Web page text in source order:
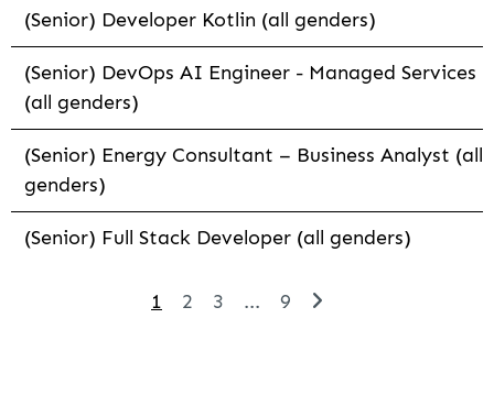
(Senior) Developer Kotlin (all genders)
(Senior) DevOps AI Engineer - Managed Services
(all genders)
(Senior) Energy Consultant – Business Analyst (all
genders)
(Senior) Full Stack Developer (all genders)
1 2 3 ... 9